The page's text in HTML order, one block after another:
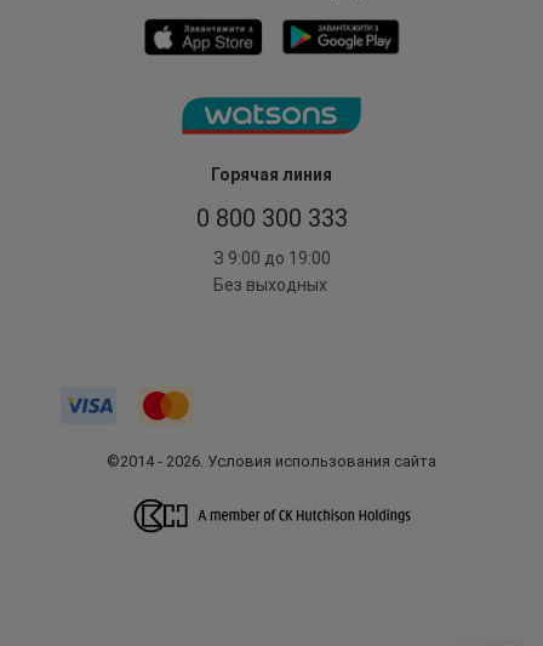
Горячая линия
0 800 300 333
З 9:00 до 19:00
Без выходных
©2014 - 2026. Условия использования сайта